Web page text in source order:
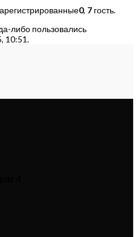
0, 7 гость.
либо пользовались
10:51.